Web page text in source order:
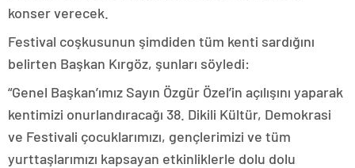
konser verecek.
Festival coşkusunun şimdiden tüm kenti sardığını
belirten Başkan Kırgöz, şunları söyledi:
“Genel Başkan’ımız Sayın Özgür Özel’in açılışını yaparak
kentimizi onurlandıracağı 38. Dikili Kültür, Demokrasi
ve Festivali çocuklarımızı, gençlerimizi ve tüm
yurttaşlarımızı kapsayan etkinliklerle dolu dolu